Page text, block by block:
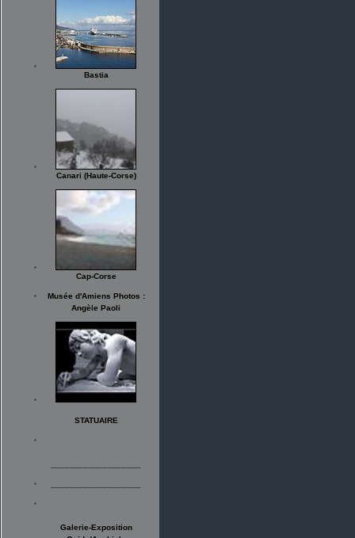
Bastia
Canari (Haute-Corse)
Cap-Corse
Musée d'Amiens Photos :
Angèle Paoli
STATUAIRE
Galerie-Exposition